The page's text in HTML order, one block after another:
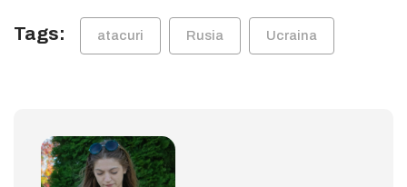
Tags: atacuri Rusia Ucraina